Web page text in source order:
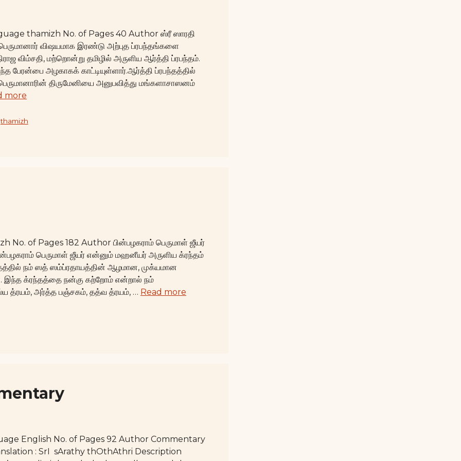
thamizh No. of Pages 40 Author ஸ்ரீ ஸாரதி
விஷயமாக இரண்டு அற்புத ப்ரபந்தங்களை
விம்சதி, மற்றொன்று தமிழில் அருளிய ஆர்த்தி ப்ரபந்தம்.
பேரன்பை அழகாகக் காட்டியுள்ளார்.ஆர்த்தி ப்ரபந்தத்தில்
திருமேனியை அனுபவித்து மங்களாசாஸனம்
more
,thamizh
No. of Pages 182 Author பின்பழகராம் பெருமாள் ஜீயர்
பெருமாள் ஜீயர் என்னும் மஹனீயர் அருளிய க்ரந்தம்
நம் ஸத் ஸம்ப்ரதாயத்தின் ஆழமான, முக்யமான
இந்த க்ரந்தத்தை நன்கு கற்றோம் என்றால் நம்
அர்த்த பஞ்சகம், தத்வ த்ரயம், … Read more
English No. of Pages 92 Author Commentary
: SrI sArathy thOthAthri Description